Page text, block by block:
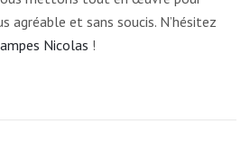
agréable et sans soucis. N’hésitez
Nicolas !